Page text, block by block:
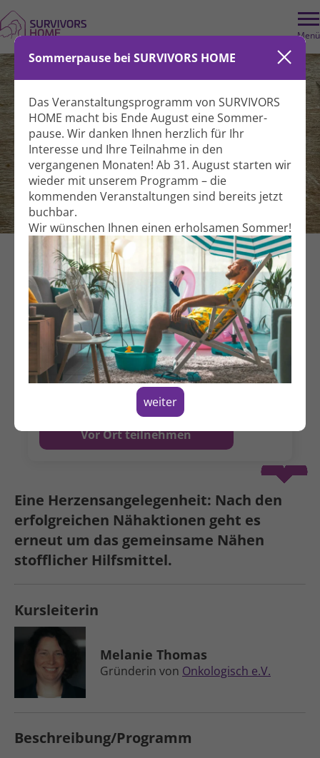
Menü
Sommerpause bei SURVIVORS HOME
Das Veranstaltungs­programm von SURVIVORS
HOME macht bis Ende August eine Sommer­
pause. Wir danken Ihnen herzlich für Ihr
Interesse und Ihre Teil­nahme in den
vergangenen Monaten! Ab 31. August starten wir
wieder mit unserem Programm – die
kommenden Veranstal­tungen sind bereits jetzt
buchbar.
Wir wünschen Ihnen einen erholsamen Sommer!
weiter
Eine Herzens­angelegenheit: Nach den
erfolgreichen Nähaktionen geht es
erneut um das gemein­same Nähen
stofflicher Hilfsmittel.
Kursleiterin
Melanie Thomas
Gründerin von Onkologisch e.V.
Beschreibung/Programm
Nähatelier
Kreativität Gemeinsam aktiv
Für Betroffene und Angehörige
Samstag, 24.10.2026
10:00 - 17:00 Uhr
Hildegardstraße 31
Vor Ort teilnehmen
Spenden